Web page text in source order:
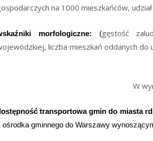
na 1000 mieszkańców,
morfologiczne: (gęstość
liczba mieszkań
W wyniku analizy
transportowa gmin do miasta
ośrodka gminnego do Warszawy